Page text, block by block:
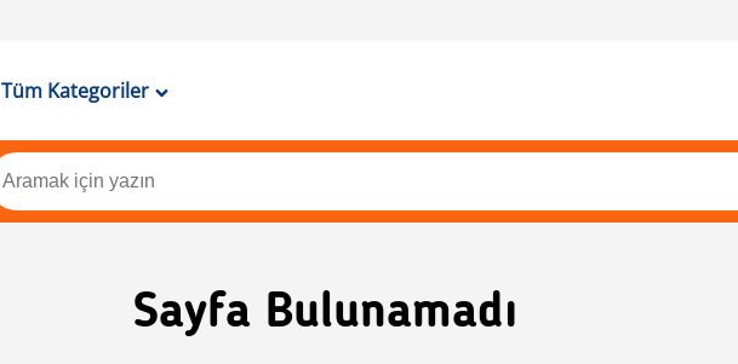
Tüm Kategoriler
Sayfa Bulunamadı